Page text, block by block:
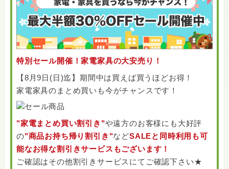
特別セール開催！家電家具の大安売り！
【8月9日(日)迄】期間中は買えば買うほどお得！
家電家具のまとめ買いも今がチャンスです！
"家電まとめ買い割引き"や遠方のお客様にも大好評
の"商品お持ち帰り割引き"などSALEと同時利用も可
能なお得な割引きサービスもございます！
ご確認はその他割引きサービスにてご確認下さい★